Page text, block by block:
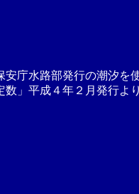
庁水路部発行の潮汐を
」平成４年２月発行よ